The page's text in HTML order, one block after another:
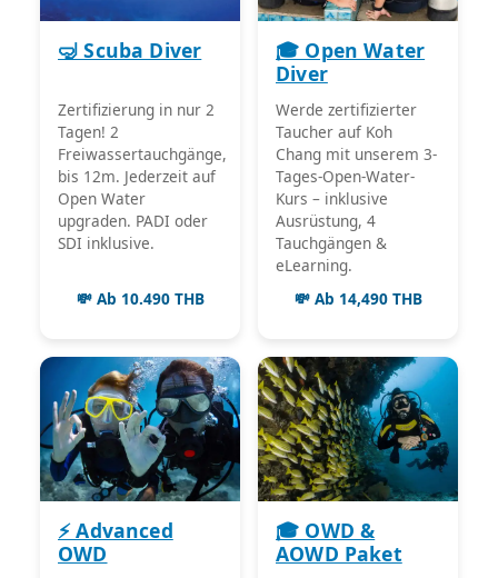
🤿 Scuba Diver
Zertifizierung in nur 2
Tagen! 2
Freiwassertauchgänge,
bis 12m. Jederzeit auf
Open Water
upgraden. PADI oder
SDI inklusive.
💸 Ab 10.490 THB
🎓 Open Water
Diver
Werde zertifizierter
Taucher auf Koh
Chang mit unserem 3-
Tages-Open-Water-
Kurs – inklusive
Ausrüstung, 4
Tauchgängen &
eLearning.
💸 Ab 14,490 THB
⚡ Advanced
OWD
🎓 OWD &
AOWD Paket